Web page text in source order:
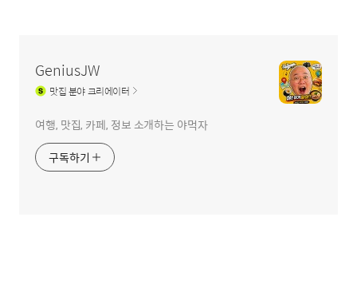
GeniusJW
맛집분야 크리에이터
여행, 맛집, 카페, 정보 소개하는 야먹자
구독하기